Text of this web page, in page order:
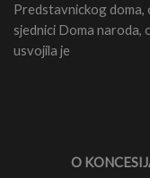
Predstavnickog doma,
sjednici Doma naroda,
usvojila je
O